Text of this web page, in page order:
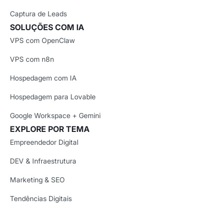
Captura de Leads
SOLUÇÕES COM IA
VPS com OpenClaw
VPS com n8n
Hospedagem com IA
Hospedagem para Lovable
Google Workspace + Gemini
EXPLORE POR TEMA
Empreendedor Digital
DEV & Infraestrutura
Marketing & SEO
Tendências Digitais